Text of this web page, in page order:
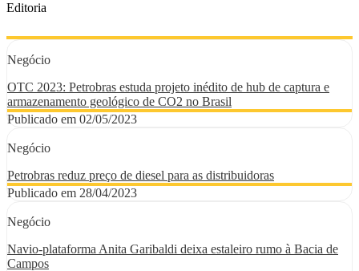
Editoria
Negócio
OTC 2023: Petrobras estuda projeto inédito de hub de captura e
armazenamento geológico de CO2 no Brasil
Publicado em 02/05/2023
Negócio
Petrobras reduz preço de diesel para as distribuidoras
Publicado em 28/04/2023
Negócio
Navio-plataforma Anita Garibaldi deixa estaleiro rumo à Bacia de
Campos